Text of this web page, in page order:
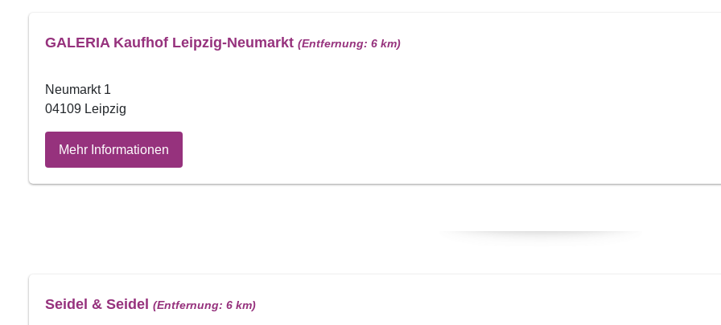
GALERIA Kaufhof Leipzig-Neumarkt (Entfernung: 6 km)
Neumarkt 1
04109 Leipzig
Mehr Informationen
Seidel & Seidel (Entfernung: 6 km)